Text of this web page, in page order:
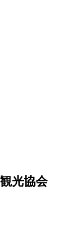
光協会